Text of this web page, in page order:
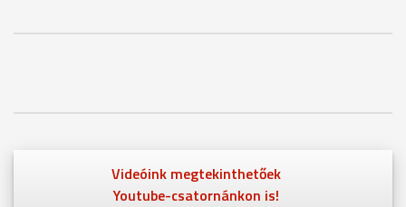
Videóink megtekinthetőek
Youtube-csatornánkon is!